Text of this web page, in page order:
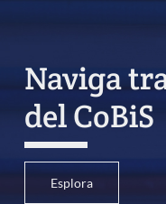
Naviga
del CoBiS
Esplora